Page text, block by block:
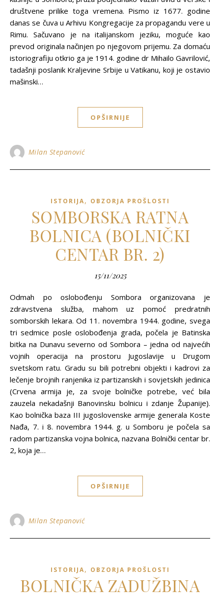
društvene prilike toga vremena. Pismo iz 1677. godine
danas se čuva u Arhivu Kongregacije za propagandu vere u
Rimu. Sačuvano je na italijanskom jeziku, moguće kao
prevod originala načinjen po njegovom prijemu. Za domaću
istoriografiju otkrio ga je 1914. godine dr Mihailo Gavrilović,
tadašnji poslanik Kraljevine Srbije u Vatikanu, koji je ostavio
mašinski…
OPŠIRNIJE
Milan Stepanović
ISTORIJA, OBZORJA PROŠLOSTI
SOMBORSKA RATNA
BOLNICA (BOLNIČKI
CENTAR BR. 2)
15/11/2025
Odmah po oslobođenju Sombora organizovana je
zdravstvena služba, mahom uz pomoć predratnih
somborskih lekara. Od 11. novembra 1944. godine, svega
tri sedmice posle oslobođenja grada, počela je Batinska
bitka na Dunavu severno od Sombora – jedna od najvećih
vojnih operacija na prostoru Jugoslavije u Drugom
svetskom ratu. Gradu su bili potrebni objekti i kadrovi za
lečenje brojnih ranjenika iz partizanskih i sovjetskih jedinica
(Crvena armija je, za svoje bolničke potrebe, već bila
zauzela nekadašnji Banovinsku bolnicu i zdanje Županije).
Kao bolnička baza III jugoslovenske armije generala Koste
Nađa, 7. i 8. novembra 1944. g. u Somboru je počela sa
radom partizanska vojna bolnica, nazvana Bolnički centar br.
2, koja je…
OPŠIRNIJE
Milan Stepanović
ISTORIJA, OBZORJA PROŠLOSTI
BOLNIČKA ZADUŽBINA